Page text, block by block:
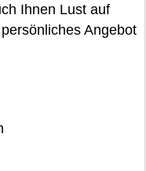
Ihnen Lust auf
Angebot